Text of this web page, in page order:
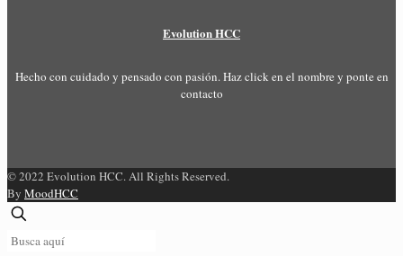
Evolution HCC
Hecho con cuidado y pensado con pasión. Haz click en el nombre y ponte en
contacto
© 2022 Evolution HCC. All Rights Reserved.
By MoodHCC